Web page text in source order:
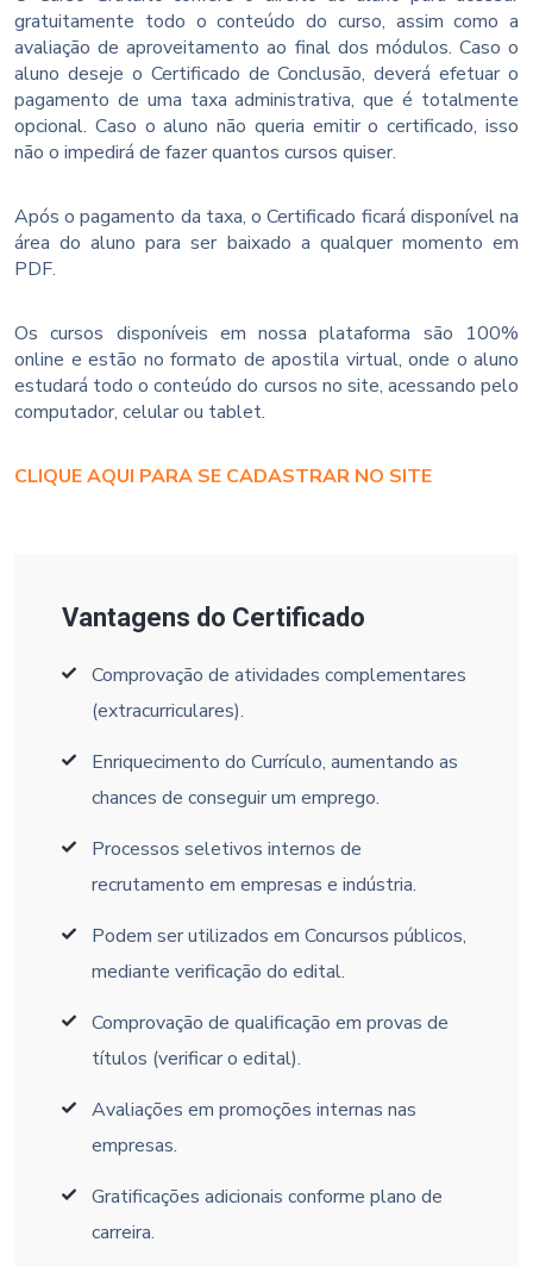
gratuitamente todo o conteúdo do curso, assim como a
avaliação de aproveitamento ao final dos módulos. Caso o
aluno deseje o Certificado de Conclusão, deverá efetuar o
pagamento de uma taxa administrativa, que é totalmente
opcional. Caso o aluno não queria emitir o certificado, isso
não o impedirá de fazer quantos cursos quiser.
Após o pagamento da taxa, o Certificado ficará disponível na
área do aluno para ser baixado a qualquer momento em
PDF.
Os cursos disponíveis em nossa plataforma são 100%
online e estão no formato de apostila virtual, onde o aluno
estudará todo o conteúdo do cursos no site, acessando pelo
computador, celular ou tablet.
CLIQUE AQUI PARA SE CADASTRAR NO SITE
Vantagens do Certificado
Comprovação de atividades complementares
(extracurriculares).
Enriquecimento do Currículo, aumentando as
chances de conseguir um emprego.
Processos seletivos internos de
recrutamento em empresas e indústria.
Podem ser utilizados em Concursos públicos,
mediante verificação do edital.
Comprovação de qualificação em provas de
títulos (verificar o edital).
Avaliações em promoções internas nas
empresas.
Gratificações adicionais conforme plano de
carreira.